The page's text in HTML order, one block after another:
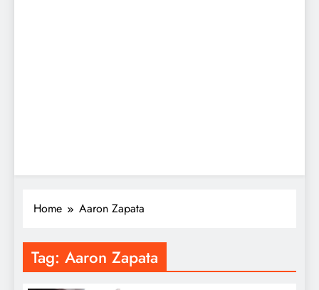
Home Aaron Zapata
Tag: Aaron Zapata